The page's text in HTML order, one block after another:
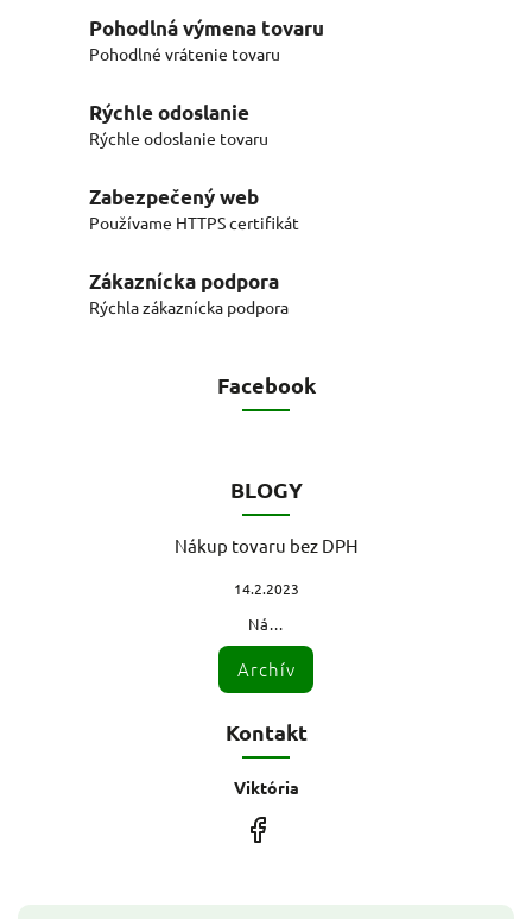
Pohodlná výmena tovaru
Pohodlné vrátenie tovaru
Rýchle odoslanie
Rýchle odoslanie tovaru
Zabezpečený web
Používame HTTPS certifikát
Zákaznícka podpora
Rýchla zákaznícka podpora
Facebook
BLOGY
Nákup tovaru bez DPH
14.2.2023
Ná...
Archív
Kontakt
Viktória